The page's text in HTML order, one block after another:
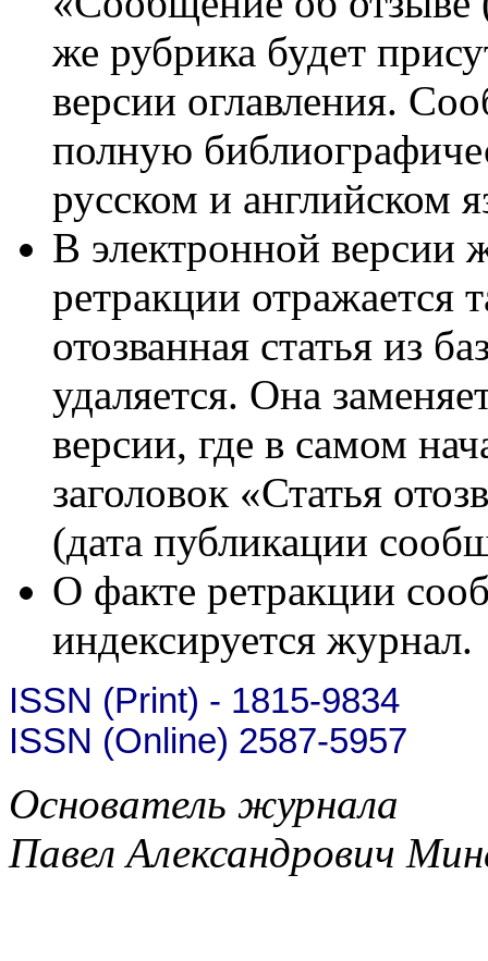
же рубрика будет
версии оглавления.
полную
русском и английском
В электронной версии
ретракции отражается
отозванная статья из
удаляется. Она
версии, где в самом
заголовок «Статья
(дата публикации
О факте ретракции
индексируется журнал.
ISSN (Print) - 1815-9834
ISSN (Online) 2587-5957
Основатель журнала
Павел Александрович